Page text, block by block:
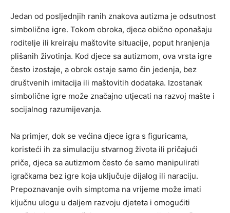
Jedan od posljednjih ranih znakova autizma je odsutnost
simbolične igre. Tokom obroka, djeca obično oponašaju
roditelje ili kreiraju maštovite situacije, poput hranjenja
plišanih životinja. Kod djece sa autizmom, ova vrsta igre
često izostaje, a obrok ostaje samo čin jedenja, bez
društvenih imitacija ili maštovitih dodataka. Izostanak
simbolične igre može značajno utjecati na razvoj mašte i
socijalnog razumijevanja.
Na primjer, dok se većina djece igra s figuricama,
koristeći ih za simulaciju stvarnog života ili pričajući
priče, djeca sa autizmom često će samo manipulirati
igračkama bez igre koja uključuje dijalog ili naraciju.
Prepoznavanje ovih simptoma na vrijeme može imati
ključnu ulogu u daljem razvoju djeteta i omogućiti